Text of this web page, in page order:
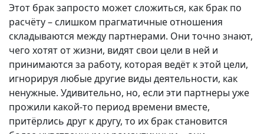
Этот брак запросто может сложиться, как брак по
расчёту – слишком прагматичные отношения
складываются между партнерами. Они точно знают,
чего хотят от жизни, видят свои цели в ней и
принимаются за работу, которая ведёт к этой цели,
игнорируя любые другие виды деятельности, как
ненужные. Удивительно, но, если эти партнеры уже
прожили какой-то период времени вместе,
притёрлись друг к другу, то их брак становится